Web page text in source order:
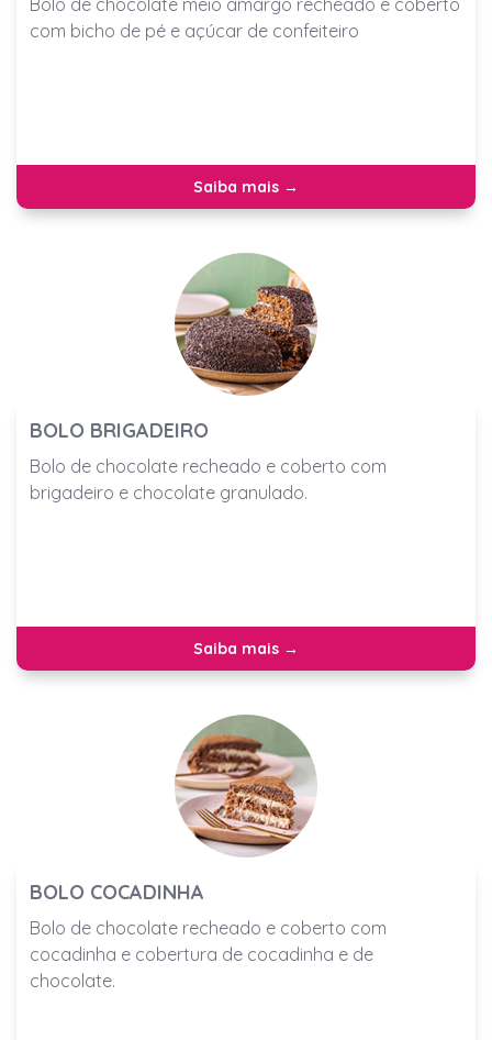
Bolo de chocolate meio amargo recheado e coberto
com bicho de pé e açúcar de confeiteiro
Saiba mais →
BOLO BRIGADEIRO
Bolo de chocolate recheado e coberto com
brigadeiro e chocolate granulado.
Saiba mais →
BOLO COCADINHA
Bolo de chocolate recheado e coberto com
cocadinha e cobertura de cocadinha e de
chocolate.